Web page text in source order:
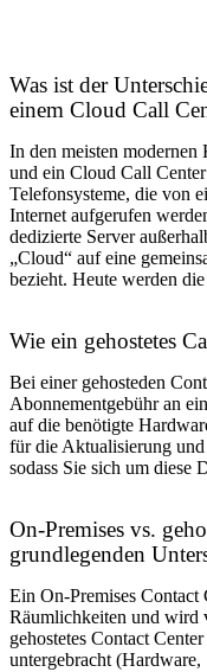
Was ist der
einem Cloud Call
In den meisten modernen
und ein Cloud Call
Telefonsysteme, die von
Internet aufgerufen
dedizierte Server
„Cloud“ auf eine
bezieht. Heute werden
Wie ein gehostetes
Bei einer gehosteden
Abonnementgebühr an
auf die benötigte
für die Aktualisierung
sodass Sie sich um diese
On-Premises vs.
grundlegenden
Ein On-Premises Contact
Räumlichkeiten und wird
gehostetes Contact
untergebracht